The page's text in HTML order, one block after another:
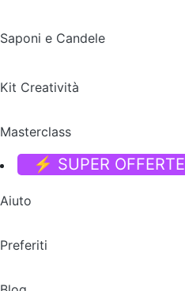
Saponi e Candele
Kit Creatività
Masterclass
⚡ SUPER OFFERTE
Aiuto
Preferiti